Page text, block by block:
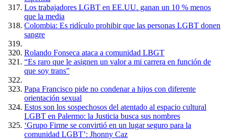
Los trabajadores LGBT en EE.UU. ganan un 10 % menos
que la media
Colombia: Es ridículo prohibir que las personas LGBT donen
sangre
Rolando Fonseca ataca a comunidad LBGT
“Es raro que le asignen un valor a mi carrera en función de
que soy trans”
Papa Francisco pide no condenar a hijos con diferente
orientación sexual
Estos son los sospechosos del atentado al espacio cultural
LGBT en Palermo: la Justicia busca sus nombres
‘Grupo Firme se convirtió en un lugar seguro para la
comunidad LGBT’: Jhonny Caz